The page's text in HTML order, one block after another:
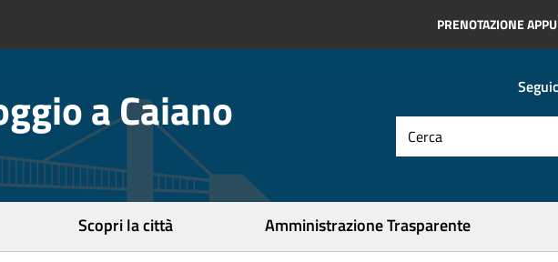
PRENOTAZIONE
a Caiano
testo
da
Scopri la città Amministrazione Trasparente